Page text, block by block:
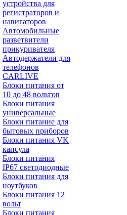
устройства для
регистраторов и
навигаторов
Автомобильные
разветвители
прикуривателя
Автодержатели для
телефонов
CARLIVE
Блоки питания от
10 до 48 вольтов
Блоки питания
универсальные
Блоки питание для
бытовых приборов
Блоки питания VK
капсула
Блоки питания
IP67 светодиодные
Блоки питания для
ноутбуков
Блоки питания 12
вольт
Блоки питания